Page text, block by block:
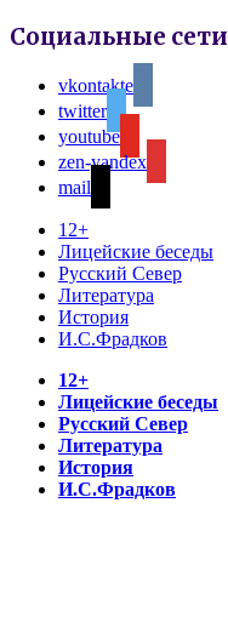
Социальные сети
vkontakte
twitter
youtube
zen-yandex
mail
12+
Лицейские беседы
Русский Север
Литература
История
И.С.Фрадков
12+
Лицейские беседы
Русский Север
Литература
История
И.С.Фрадков